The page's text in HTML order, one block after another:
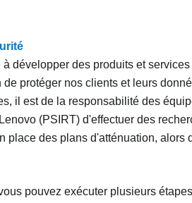
à développer des produits et
de protéger nos clients et leurs
il est de la responsabilité des
(PSIRT) d'effectuer des
place des plans d'atténuation, alors
pouvez exécuter plusieurs